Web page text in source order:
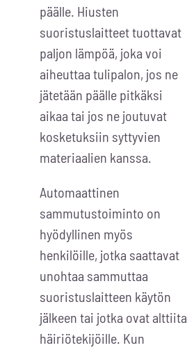
päälle. Hiusten
suoristuslaitteet tuottavat
paljon lämpöä, joka voi
aiheuttaa tulipalon, jos ne
jätetään päälle pitkäksi
aikaa tai jos ne joutuvat
kosketuksiin syttyvien
materiaalien kanssa.
Automaattinen
sammutustoiminto on
hyödyllinen myös
henkilöille, jotka saattavat
unohtaa sammuttaa
suoristuslaitteen käytön
jälkeen tai jotka ovat alttiita
häiriötekijöille. Kun